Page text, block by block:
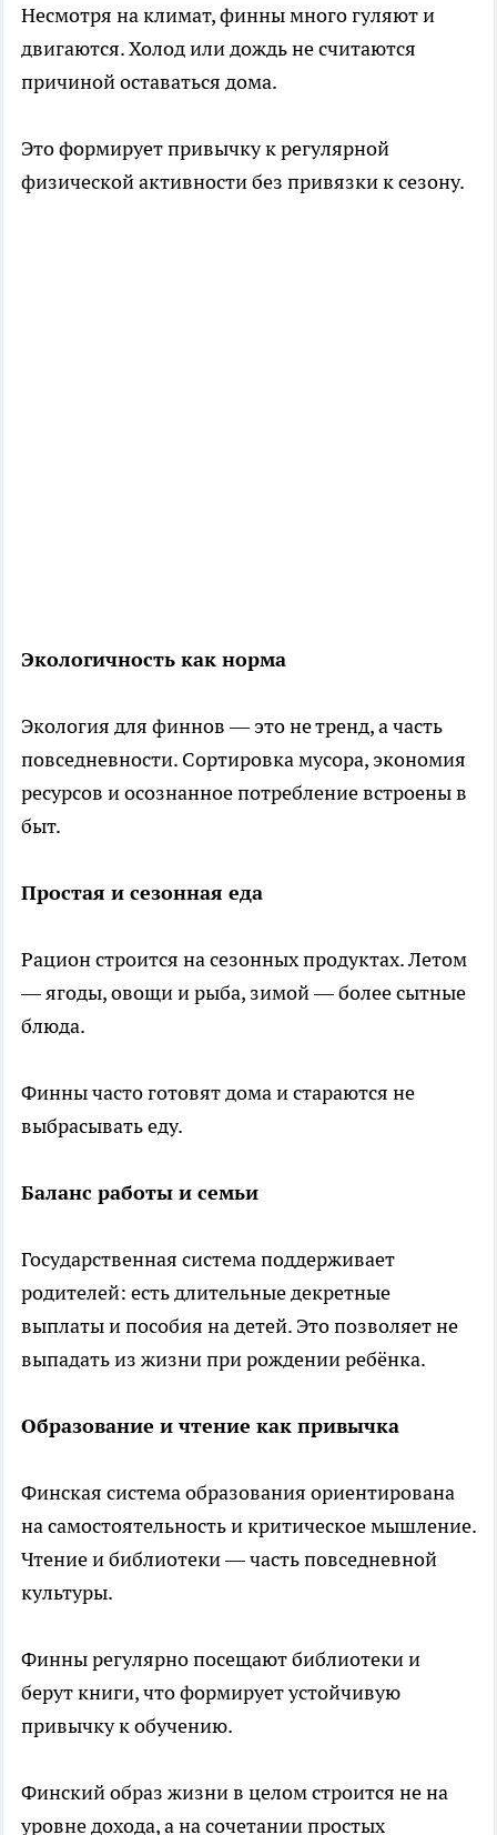
Несмотря на климат, финны много гуляют и
двигаются. Холод или дождь не считаются
причиной оставаться дома.
Это формирует привычку к регулярной
физической активности без привязки к сезону.
Экологичность как норма
Экология для финнов — это не тренд, а часть
повседневности. Сортировка мусора, экономия
ресурсов и осознанное потребление встроены в
быт.
Простая и сезонная еда
Рацион строится на сезонных продуктах. Летом
— ягоды, овощи и рыба, зимой — более сытные
блюда.
Финны часто готовят дома и стараются не
выбрасывать еду.
Баланс работы и семьи
Государственная система поддерживает
родителей: есть длительные декретные
выплаты и пособия на детей. Это позволяет не
выпадать из жизни при рождении ребёнка.
Образование и чтение как привычка
Финская система образования ориентирована
на самостоятельность и критическое мышление.
Чтение и библиотеки — часть повседневной
культуры.
Финны регулярно посещают библиотеки и
берут книги, что формирует устойчивую
привычку к обучению.
Финский образ жизни в целом строится не на
уровне дохода, а на сочетании простых